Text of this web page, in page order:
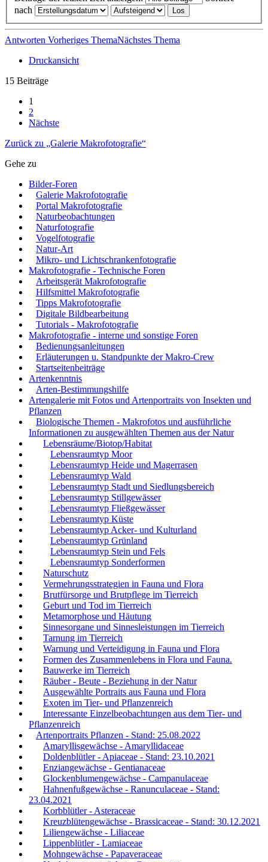
nach
Antworten Vorheriges ThemaNächstes Thema
Druckansicht
15 Beiträge
1
2
Nächste
Zurück zu „Galerie Makrofotografie“
Gehe zu
Bilder-Foren
Galerie Makrofotografie
Portal Makrofotografie
Naturbeobachtungen
Naturfotografie
Vogelfotografie
Natur-Art
Mikro- und Lichtschrankenfotografie
Makrofotografie - Technische Foren
Arbeitsgerät Makrofotografie
Hilfsmittel Makrofotografie
Tipps Makrofotografie
Digitale Bildbearbeitung
Tutorials - Makrofotografie
Makrofotografie - interne und sonstige Foren
Bedienungsanleitungen
Erläuterungen u. Standpunkte der Makro-Crew
Startseitenbeiträge
Artenkenntnis
Arten-Bestimmungshilfe
Artengalerie mit Fotos und Artenportraits von Insekten und
Pflanzen
Biologische Themen - Makrofotos und ausführliche
Informationen zu ausgewählten Themen aus der Natur
Lebensräume/Biotop/Habitat
Lebensraumtyp Moor
Lebensraumtyp Heide und Magerrasen
Lebensraumtyp Wald
Lebensraumtyp Stadt und Siedlungsbereich
Lebensraumtyp Stillgewässer
Lebensraumtyp Fließgewässer
Lebensraumtyp Küste
Lebensraumtyp Acker- und Kulturland
Lebensraumtyp Grünland
Lebensraumtyp Stein und Fels
Lebensraumtyp Sonderformen
Naturschutz
Vermehrungsstrategien in Fauna und Flora
Brutfürsorge und Brutpflege im Tierreich
Geburt und Tod im Tierreich
Metamorphose und Häutung
Sinnesorgane und Sinnesleistungen im Tierreich
Tarnung im Tierreich
Warnung und Verteidigung in Fauna und Flora
Formen des Zusammenlebens in Flora und Fauna.
Bauwerke im Tierreich
Räuber - Beute - Beziehung in der Natur
Ausgewählte Portraits aus Fauna und Flora
Exoten im Tier- und Pflanzenreich
Interessante Einzelbeobachtungen aus dem Tier- und
Pflanzenreich
Artenportraits Pflanzen - Stand: 25.08.2022
Amaryllisgewächse - Amaryllidaceae
Doldenblütler - Apiaceae - Stand: 23.10.2021
Enziangewächse - Gentianaceae
Glockenblumengewächse - Campanulaceae
Hahnenfußgewächse - Ranunculaceae - Stand:
23.04.2021
Korbblütler - Asteraceae
Kreuzblütengewächse - Brassicaceae - Stand: 30.12.2021
Liliengewächse - Liliaceae
Lippenblütler - Lamiaceae
Mohngewächse - Papaveraceae